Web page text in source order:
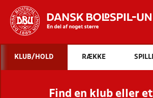
INDHOLD
STILLINGER, RESULTATER,
KLUB/HOLD RÆKKE
Find en klub eller